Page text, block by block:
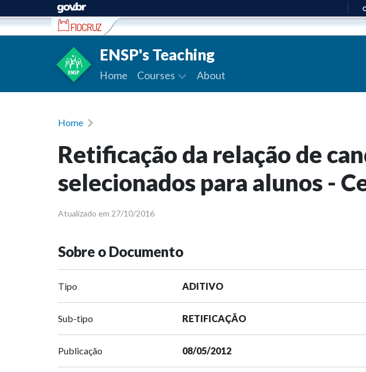
Ir para conteúdo
ENSP's Teaching
Home Courses About
Home
Retificação da relação de
selecionados para alunos -
Atualizado em 27/10/2016
Sobre o Documento
Tipo ADITIVO
Sub-tipo RETIFICAÇÃO
Publicação 08/05/2012